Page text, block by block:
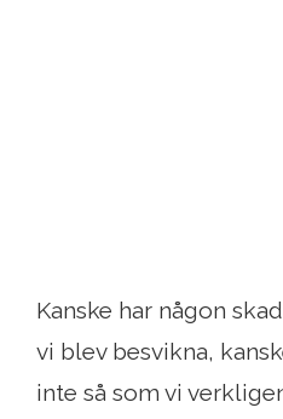
Kanske har någon
vi blev besvikna,
inte så som vi